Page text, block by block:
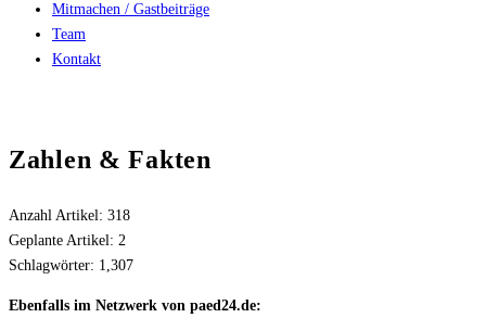
Mitmachen / Gastbeiträge
Team
Kontakt
Zahlen & Fakten
Anzahl Artikel: 318
Geplante Artikel: 2
Schlagwörter: 1,307
Ebenfalls im Netzwerk von paed24.de: